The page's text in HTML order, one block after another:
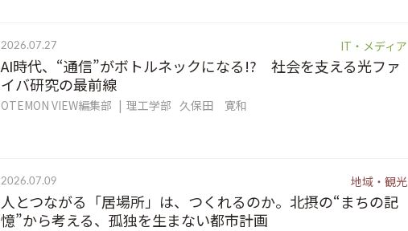
2026.07.27 IT・メディア
AI時代、“通信”がボトルネックになる!? 社会を支える光ファ
イバ研究の最前線
OTEMON VIEW編集部 理工学部 久保田 寛和
2026.07.09 地域・観光
人とつながる「居場所」は、つくれるのか。北摂の“まちの記
憶”から考える、孤独を生まない都市計画